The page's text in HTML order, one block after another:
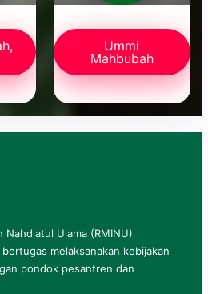
Ummi
Mahbubah
Nahdlatul Ulama (RMINU)
melaksanakan kebijakan
pondok pesantren dan